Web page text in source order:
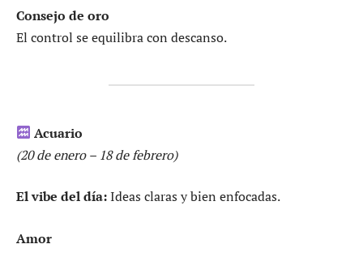
Consejo de oro
El control se equilibra con descanso.
Acuario
(20 de enero – 18 de febrero)
El vibe del día:Ideas claras y bien enfocadas.
Amor